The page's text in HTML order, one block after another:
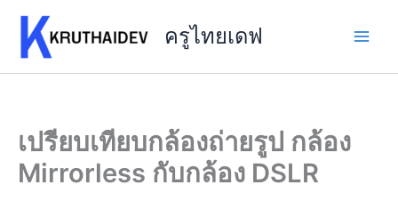
content
ครูไทยเดฟ
เปรียบเทียบกล้องถ่ายรูป กล้อง
Mirrorless กับกล้อง DSLR